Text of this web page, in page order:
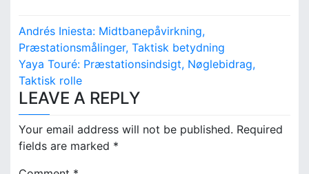
P
o
s
t
n
a
Andrés Iniesta: Midtbanepåvirkning,
Præstationsmålinger, Taktisk betydning
Yaya Touré: Præstationsindsigt, Nøglebidrag,
Taktisk rolle
LEAVE A REPLY
Your email address will not be published. Required
fields are marked *